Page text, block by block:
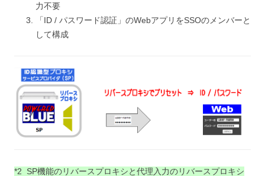
力不要
「ID / パスワード認証」のWebアプリをSSOのメンバーと
して構成
*2 SP機能のリバースプロキシと代理入力のリバースプロキシ